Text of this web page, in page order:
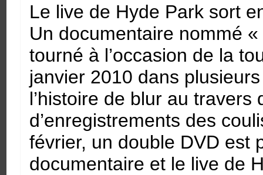
Le live de Hyde Park sort
Un documentaire nommé
tourné à l’occasion de la
janvier 2010 dans
l’histoire de blur au travers
d’enregistrements des
février, un double DVD est
documentaire et le live de